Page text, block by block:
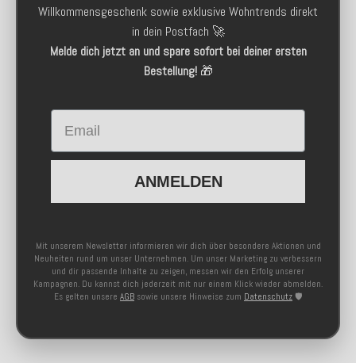
Willkommensgeschenk sowie exklusive Wohntrends direkt
in dein Postfach 🚀
Melde dich jetzt an und spare sofort bei deiner ersten
Bestellung!🎁
Email
ANMELDEN
Mit unserem Newsletter informieren wir dich über besondere Aktionen und
Neuheiten rund um unser Unternehmen. Um unser Marketing zu verbessern
und dir passende Inhalte zu zeigen, messen wir den Erfolg unserer
Kampagnen. Du kannst dich jederzeit mit nur einem Klick wieder abmelden.
Es gelten unsere AGB sowie unsere Hinweise zum Datenschutz 🛡️